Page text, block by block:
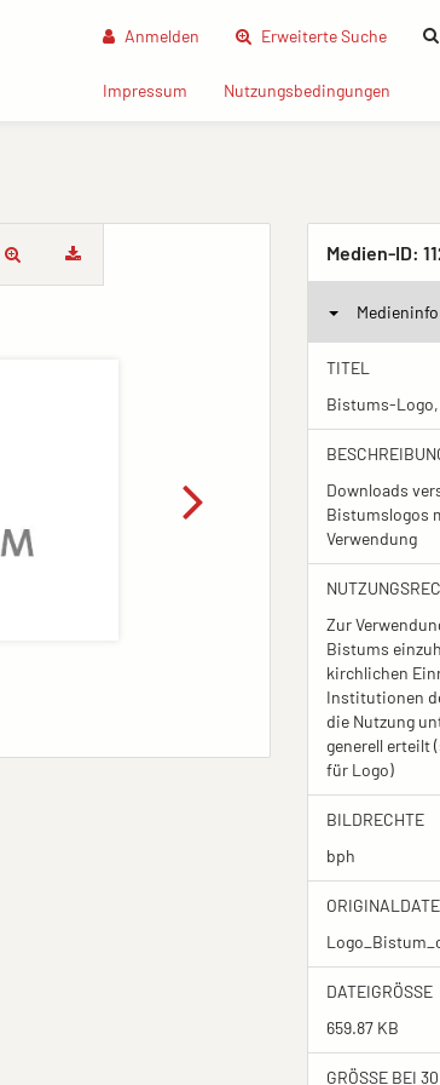
Anmelden Erweiterte Suche(current)
Impressum (current)Nutzungsbedingungen
Medien-ID:
TITEL
Bistums-
Downloads
Bistumslogos
Verwendung
Zur
Bistums
kirchlichen
Institutionen
die Nutzung
generell erteilt
für Logo)
BILDRECHTE
bph
DATEIGRÖSSE
659.87 KB
GRÖSSE BEI